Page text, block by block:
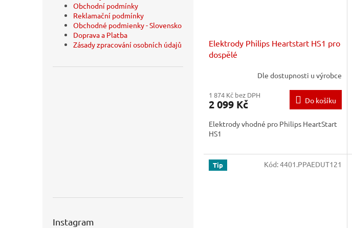
Obchodní podmínky
Reklamační podmínky
Obchodné podmienky - Slovensko
Doprava a Platba
Zásady zpracování osobních údajů
Instagram
Elektrody Philips Heartstart HS1 pro
dospělé
Dle dostupnosti u výrobce
1 874 Kč bez DPH
2 099 Kč Do košíku
Elektrody vhodné pro Philips HeartStart
HS1
Tip Kód:4401.PPAEDUT121